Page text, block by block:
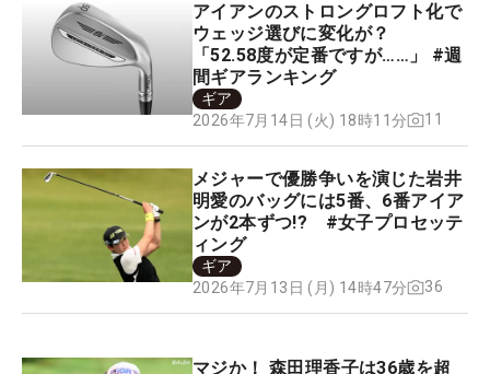
アイアンのストロングロフト化で
ウェッジ選びに変化が？
「52.58度が定番ですが……」 #週
間ギアランキング
ギア
2026年7月14日 (火) 18時11分
11
メジャーで優勝争いを演じた岩井
明愛のバッグには5番、6番アイア
ンが2本ずつ!? #女子プロセッテ
ィング
ギア
2026年7月13日 (月) 14時47分
36
マジか！ 森田理香子は36歳を超